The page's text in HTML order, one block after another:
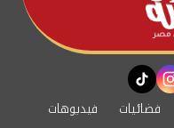
instagram
tiktok
فضائيات فيديوهات